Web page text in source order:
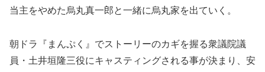
当主をやめた烏丸真一郎と一緒に烏丸家を出ていく。
朝ドラ『まんぷく』でストーリーのカギを握る衆議院議
員・土井垣隆三役にキャスティングされる事が決まり、安